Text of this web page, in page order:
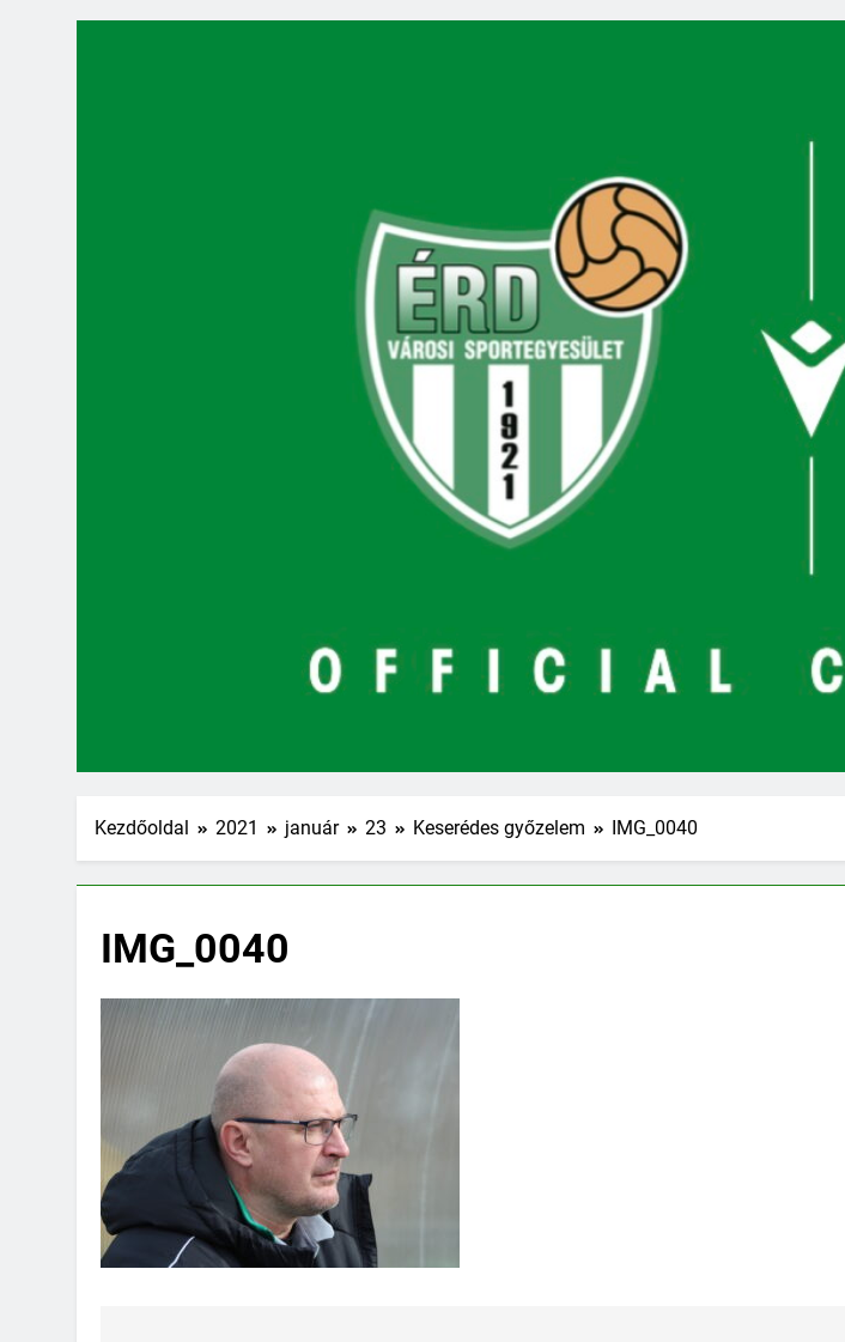
Kezdőoldal 2021 január 23 Keserédes győzelem IMG_0040
IMG_0040